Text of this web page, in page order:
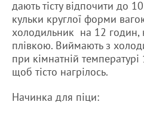
дають тісту відпочити до
кульки круглої форми
холодильник на 12 годин,
плівкою. Виймають з
при кімнатній
щоб тісто нагрілось.
Начинка для піци: